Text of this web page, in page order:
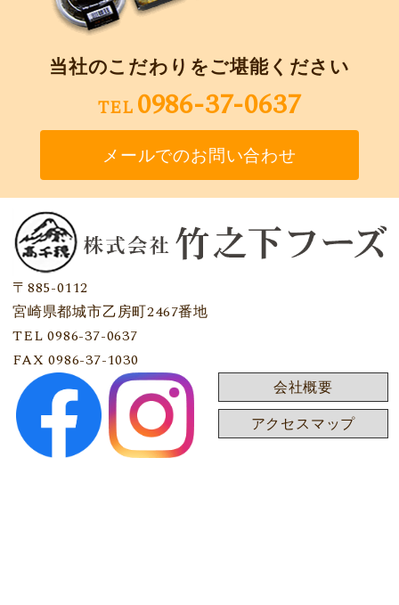
当社のこだわりをご堪能ください
TEL 0986-37-0637
メールでのお問い合わせ
〒885-0112
宮崎県都城市乙房町2467番地
TEL 0986-37-0637
FAX 0986-37-1030
会社概要
アクセスマップ